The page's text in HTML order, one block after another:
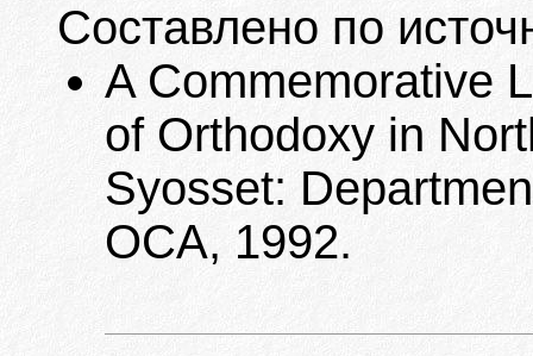
Составлено по
A Commemorative
of Orthodoxy in
Syosset:
OCA, 1992.